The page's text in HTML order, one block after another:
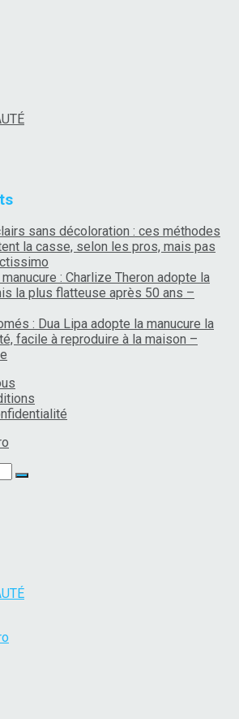
sans décoloration : ces méthodes
la casse, selon les pros, mais pas
: Charlize Theron adopte la
la plus flatteuse après 50 ans –
: Dua Lipa adopte la manucure la
facile à reproduire à la maison –